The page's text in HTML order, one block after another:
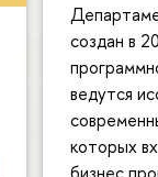
создан в
ведутся
которых